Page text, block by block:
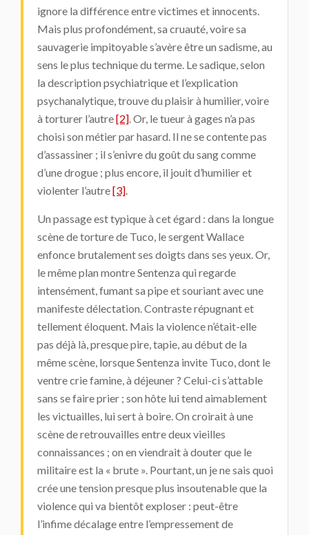
ignore la différence entre victimes et innocents.
Mais plus profondément, sa cruauté, voire sa
sauvagerie impitoyable s’avère être un sadisme, au
sens le plus technique du terme. Le sadique, selon
la description psychiatrique et l’explication
psychanalytique, trouve du plaisir à humilier, voire
à torturer l’autre[2]. Or, le tueur à gages n’a pas
choisi son métier par hasard. Il ne se contente pas
d’assassiner ; il s’enivre du goût du sang comme
d’une drogue ; plus encore, il jouit d’humilier et
violenter l’autre[3].
Un passage est typique à cet égard : dans la longue
scène de torture de Tuco, le sergent Wallace
enfonce brutalement ses doigts dans ses yeux. Or,
le même plan montre Sentenza qui regarde
intensément, fumant sa pipe et souriant avec une
manifeste délectation. Contraste répugnant et
tellement éloquent. Mais la violence n’était-elle
pas déjà là, presque pire, tapie, au début de la
même scène, lorsque Sentenza invite Tuco, dont le
ventre crie famine, à déjeuner ? Celui-ci s’attable
sans se faire prier ; son hôte lui tend aimablement
les victuailles, lui sert à boire. On croirait à une
scène de retrouvailles entre deux vieilles
connaissances ; on en viendrait à douter que le
militaire est la « brute ». Pourtant, un je ne sais quoi
crée une tension presque plus insoutenable que la
violence qui va bientôt exploser : peut-être
l’infime décalage entre l’empressement de